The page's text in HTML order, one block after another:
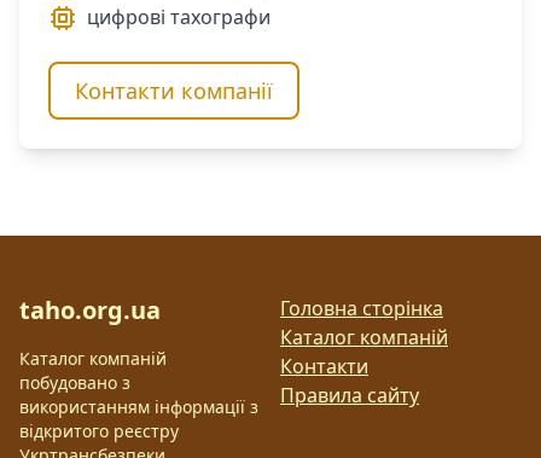
цифрові тахографи
Контакти компанії
taho.org.ua
Каталог компаній
побудовано з
використанням інформації з
відкритого реєстру
Головна сторінка
Каталог компаній
Контакти
Правила сайту